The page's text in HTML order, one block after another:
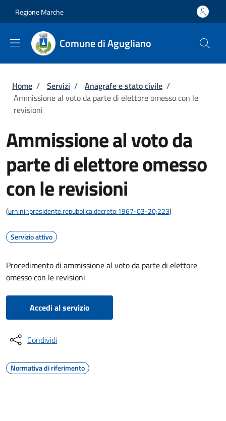
Regione Marche
Comune di Agugliano
Briciole di pane
Home / Servizi / Anagrafe e stato civile /
Ammissione al voto da parte di elettore omesso con le
revisioni
Ammissione al voto da
parte di elettore omesso
con le revisioni
(urn:nir:presidente.repubblica:decreto:1967-03-20;223)
Servizio attivo
Procedimento di ammissione al voto da parte di elettore
omesso con le revisioni
Accedi al servizio
Condividi
Normativa di riferimento